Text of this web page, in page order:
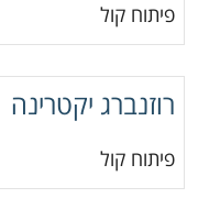
פיתוח קול
רוזנברג יקטרינה
פיתוח קול